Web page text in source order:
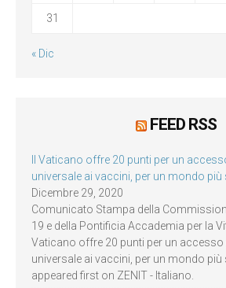
31
« Dic
FEED RSS
Il Vaticano offre 20 punti per un
universale ai vaccini, per un mondo più
Dicembre 29, 2020
Comunicato Stampa della
19 e della Pontificia Accademia per la
Vaticano offre 20 punti per un accesso
universale ai vaccini, per un mondo più
appeared first on ZENIT - Italiano.